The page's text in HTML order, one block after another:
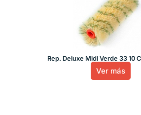
Rep. Deluxe Midi Verde 33 10
Ver más